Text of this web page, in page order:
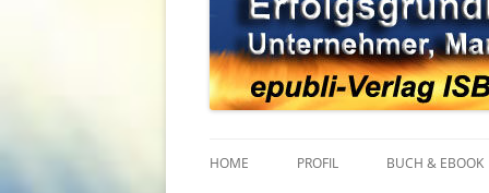
HOME PROFIL BUCH & EBOOK